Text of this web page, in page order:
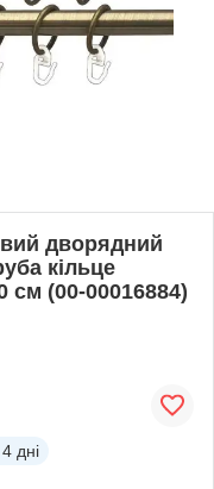
дворядний
кільце
см (00-00016884)
4 дні